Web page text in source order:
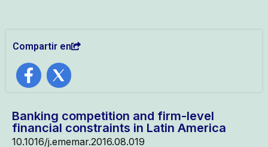
Compartir en
Banking competition and firm-level
financial constraints in Latin America
10.1016/j.ememar.2016.08.019